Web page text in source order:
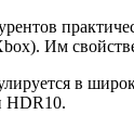
Им
в
HDR10.